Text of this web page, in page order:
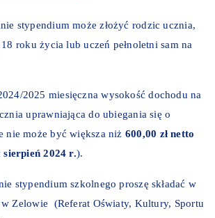
stypendium może złożyć rodzic ucznia,
roku życia lub uczeń pełnoletni sam na
2025 miesięczna wysokość dochodu na
uprawniająca do ubiegania się o
nie może być większa niż 600,00 zł netto
sierpień 2024 r.).
stypendium szkolnego proszę składać w
Zelowie (Referat Oświaty, Kultury, Sportu